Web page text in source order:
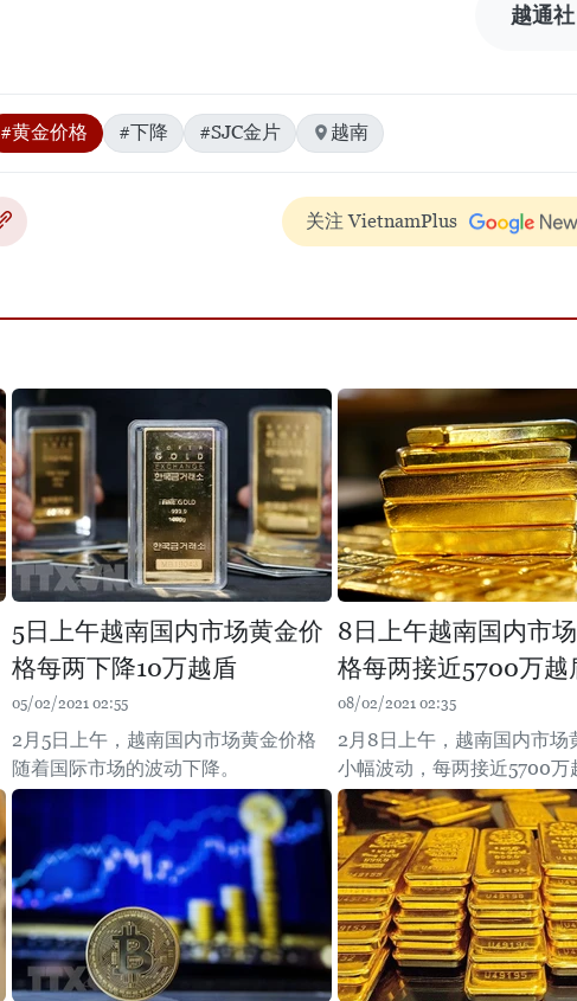
越通社
#黄金价格 #下降 #SJC金片 越南
关注 VietnamPlus
5日上午越南国内市场黄金价
格每两下降10万越盾
05/02/2021 02:55
2月5日上午，越南国内市场黄金价格
随着国际市场的波动下降。
8日上午越南国内市
格每两接近5700万越
08/02/2021 02:35
2月8日上午，越南国内市场
小幅波动，每两接近5700万